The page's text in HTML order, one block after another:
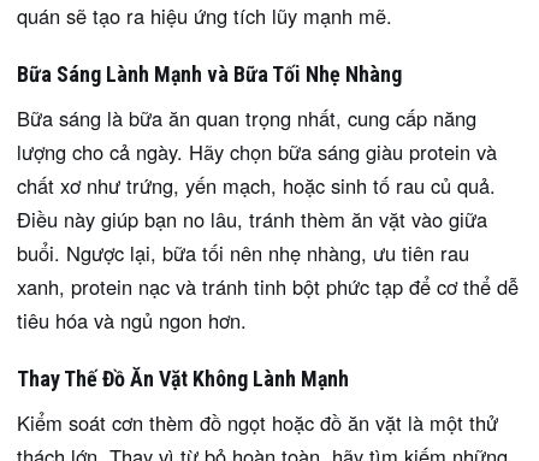
quán sẽ tạo ra hiệu ứng tích lũy mạnh mẽ.
Bữa Sáng Lành Mạnh và Bữa Tối Nhẹ Nhàng
Bữa sáng là bữa ăn quan trọng nhất, cung cấp năng
lượng cho cả ngày. Hãy chọn bữa sáng giàu protein và
chất xơ như trứng, yến mạch, hoặc sinh tố rau củ quả.
Điều này giúp bạn no lâu, tránh thèm ăn vặt vào giữa
buổi. Ngược lại, bữa tối nên nhẹ nhàng, ưu tiên rau
xanh, protein nạc và tránh tinh bột phức tạp để cơ thể dễ
tiêu hóa và ngủ ngon hơn.
Thay Thế Đồ Ăn Vặt Không Lành Mạnh
Kiểm soát cơn thèm đồ ngọt hoặc đồ ăn vặt là một thử